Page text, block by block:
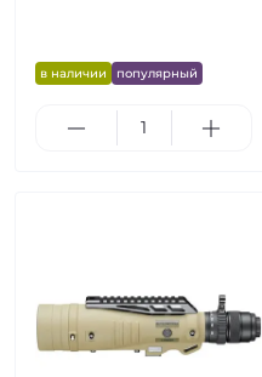
в наличии популярный